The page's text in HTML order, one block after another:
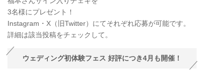
3名様にプレゼント！
Instagram・X（旧Twitter）にてそれぞれ応募が可能です。
詳細は該当投稿をチェックして。
ウェディング初体験フェス 好評につき4月も開催！